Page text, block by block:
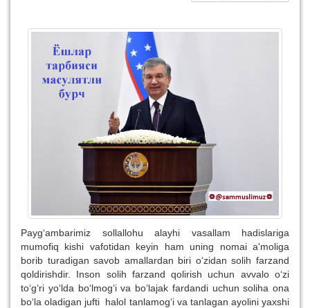
Payg‘ambarimiz sollallohu alayhi vasallam hadislariga
mumofiq kishi vafotidan keyin ham uning nomai a'moliga
borib turadigan savob amallardan biri o‘zidan solih farzand
qoldirishdir. Inson solih farzand qolirish uchun avvalo o‘zi
to‘g‘ri yo‘lda bo‘lmog‘i va bo‘lajak fardandi uchun soliha ona
bo‘la oladigan jufti halol tanlamog‘i va tanlagan ayolini yaxshi